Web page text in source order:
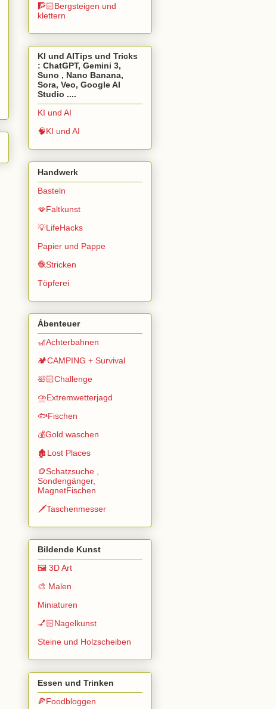
🧗🏻Bergsteigen und
klettern
KI und AITips und Tricks
: ChatGPT, Gemini 3,
Suno , Nano Banana,
Sora, Veo, Google AI
Studio ....
KI und AI
🧠KI und AI
Handwerk
Basteln
🪭Faltkunst
💡LifeHacks
Papier und Pappe
🧶Stricken
Töpferei
Ábenteuer
🎢Achterbahnen
🏕️CAMPING + Survival
🛀🏻Challenge
⛈️Extremwetterjagd
🐟Fischen
💰Gold waschen
🏚️Lost Places
🪙Schatzsuche ,
Sondengänger,
MagnetFischen
🗡️Taschenmesser
Bildende Kunst
🖼️ 3D Art
🎨 Malen
Miniaturen
💅🏻Nagelkunst
Steine und Holzscheiben
Essen und Trinken
🍕Foodbloggen